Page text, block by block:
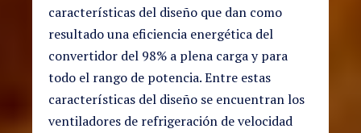
características del diseño que dan como
resultado una eficiencia energética del
convertidor del 98% a plena carga y para
todo el rango de potencia. Entre estas
características del diseño se encuentran los
ventiladores de refrigeración de velocidad